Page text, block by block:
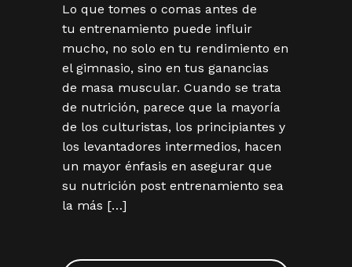
Lo que tomes o comas antes de
tu entrenamiento puede influir
mucho, no solo en tu rendimiento en
el gimnasio, sino en tus ganancias
de masa muscular. Cuando se trata
de nutrición, parece que la mayoría
de los culturistas, los principiantes y
los levantadores intermedios, hacen
un mayor énfasis en asegurar que
su nutrición post entrenamiento sea
la más […]